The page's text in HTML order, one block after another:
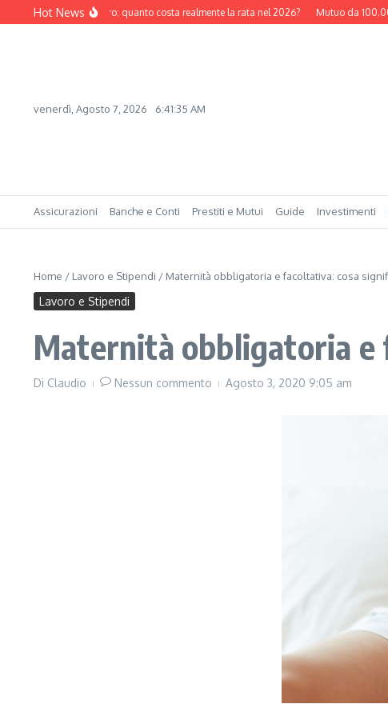
Salta al contenuto
Hot News
da 150.000 euro: quanto costa realmente la rata nel 2026? Mutuo da 100.000
venerdì, Agosto 7, 2026 6:41:36 AM
Assicurazioni Banche e Conti Prestiti e Mutui Guide Investimenti
Home / Lavoro e Stipendi / Maternità obbligatoria e facoltativa: cosa
Lavoro e Stipendi
Maternità obbligatoria e
Di Claudio Nessun commento Agosto 3, 2020 9:05 am